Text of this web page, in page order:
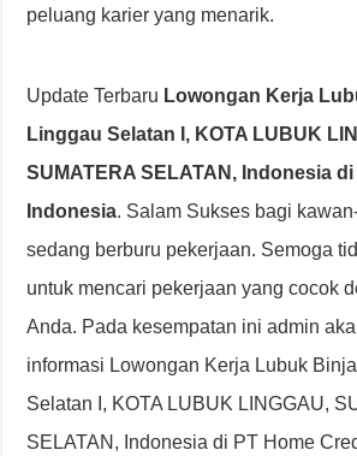
peluang karier yang menarik.
Update Terbaru Lowongan Kerja
Linggau Selatan I, KOTA LUBUK
SUMATERA SELATAN, Indonesia
Indonesia. Salam Sukses bagi
sedang berburu pekerjaan. Semoga
untuk mencari pekerjaan yang cocok
Anda. Pada kesempatan ini admin
informasi Lowongan Kerja Lubuk
Selatan I, KOTA LUBUK LINGGAU,
SELATAN, Indonesia di PT Home